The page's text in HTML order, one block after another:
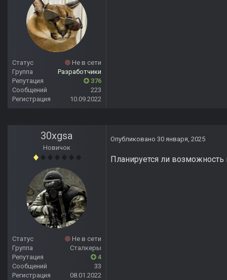
Статус
Не в сети
Группа
Разработчики
Репутация
376
Сообщений
223
Регистрация
10.09.2022
30xgsa
Новичок
Статус
Не в сети
Группа
Сталкеры
Репутация
4
Сообщений
33
Регистрация
08.01.2022
Опубликовано 30 января, 2025
Планируется ли